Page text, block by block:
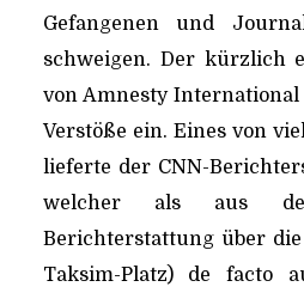
Gefangenen und
schweigen. Der kürzlich
von Amnesty International
Verstöße ein. Eines von
lieferte der CNN-
welcher als aus
Berichterstattung über
Taksim-Platz) de facto